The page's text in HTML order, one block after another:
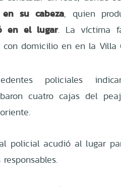
su cabeza, quien
en el lugar. La víctima
con domicilio en en la Villa
policiales
cuatro cajas del
policial acudió al lugar